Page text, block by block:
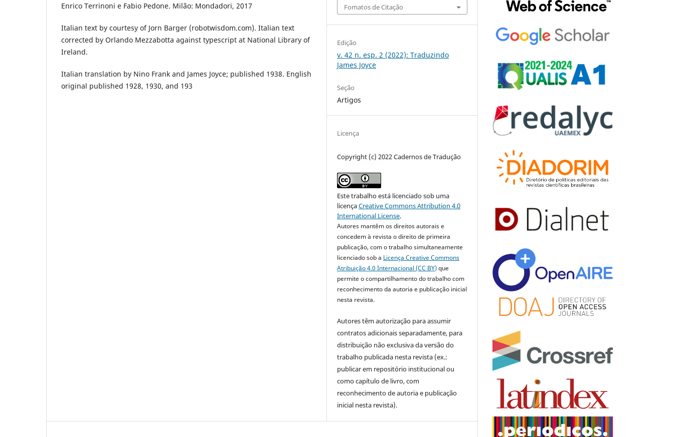
Enrico Terrinoni e Fabio Pedone. Milão: Mondadori, 2017
Italian text by courtesy of Jorn Barger (robotwisdom.com). Italian text
corrected by Orlando Mezzabotta against typescript at National Library of
Ireland.
Italian translation by Nino Frank and James Joyce; published 1938. English
original published 1928, 1930, and 193
Fomatos de Citação
Edição
v. 42 n. esp. 2 (2022): Traduzindo
James Joyce
Seção
Artigos
Licença
Copyright (c) 2022 Cadernos de Tradução
Este trabalho está licenciado sob uma
licençaCreative Commons Attribution 4.0
International License.
Autores mantêm os direitos autorais e
concedem à revista o direito de primeira
publicação, com o trabalho simultaneamente
licenciado sob a Licença Creative Commons
Atribuição 4.0 Internacional (CC BY)que
permite o compartilhamento do trabalho com
reconhecimento da autoria e publicação inicial
nesta revista.
Autores têm autorização para assumir
contratos adicionais separadamente, para
distribuição não exclusiva da versão do
trabalho publicada nesta revista (ex.:
publicar em repositório institucional ou
como capítulo de livro, com
reconhecimento de autoria e publicação
inicial nesta revista).